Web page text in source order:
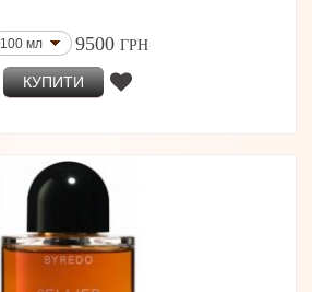
100 мл 9500 ГРН
КУПИТИ